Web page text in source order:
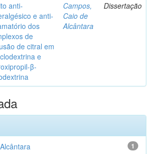
anti-
e anti-
dos
de
de citral em
e
β-
Campos,
Caio de
Alcântara
Dissertação
1